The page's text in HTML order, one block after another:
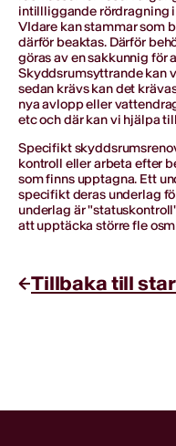
intillliggande rördragning
VIdare kan stammar som
därför beaktas. Därför
göras av en sakkunnig för
Skyddsrumsyttrande kan
sedan krävs kan det
nya avlopp eller
etc och där kan vi hjälpa
Specifikt
kontroll eller arbeta efter
som finns upptagna. Ett
specifikt deras underlag
underlag är
att upptäcka större fle
Tillbaka till